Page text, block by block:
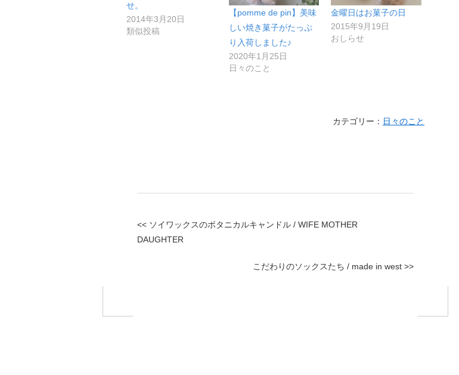
せ。
2014年3月20日
類似投稿
【pomme de pin】美味
しい焼き菓子がたっぷ
り入荷しました♪
2020年1月25日
日々のこと
金曜日はお菓子の日
2015年9月19日
おしらせ
カテゴリー： 日々のこと
<< ソイワックスのボタニカルキャンドル / WIFE MOTHER
DAUGHTER
こだわりのソックスたち / made in west >>